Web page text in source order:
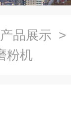
产品展示
粉机